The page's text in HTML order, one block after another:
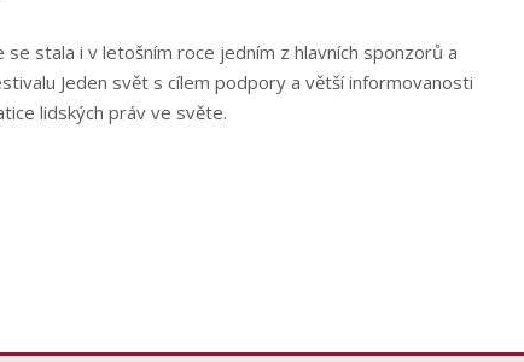
se stala i v letošním roce jedním z hlavních sponzorů a
Jeden svět s cílem podpory a větší informovanosti
lidských práv ve světe.